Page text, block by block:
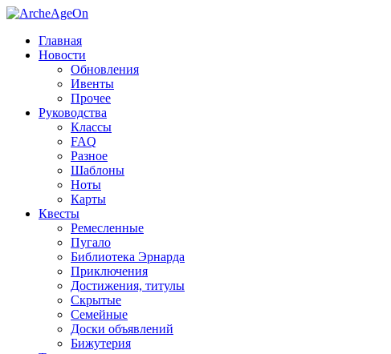
Главная
Новости
Обновления
Ивенты
Прочее
Руководства
Классы
FAQ
Разное
Шаблоны
Ноты
Карты
Квесты
Ремесленные
Пугало
Библиотека Эрнарда
Приключения
Достижения, титулы
Скрытые
Семейные
Доски объявлений
Бижутерия